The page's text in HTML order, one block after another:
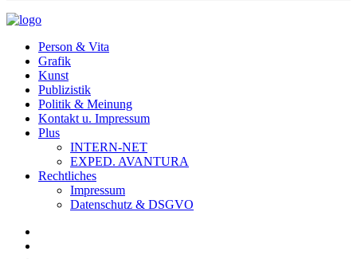
Person & Vita
Grafik
Kunst
Publizistik
Politik & Meinung
Kontakt u. Impressum
Plus
INTERN-NET
EXPED. AVANTURA
Rechtliches
Impressum
Datenschutz & DSGVO